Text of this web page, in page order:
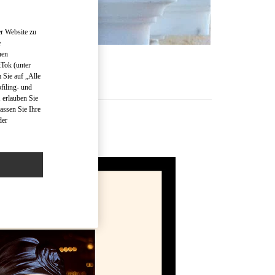
Website zu
(unter
Sie auf „Alle
und
Sie
Sie Ihre